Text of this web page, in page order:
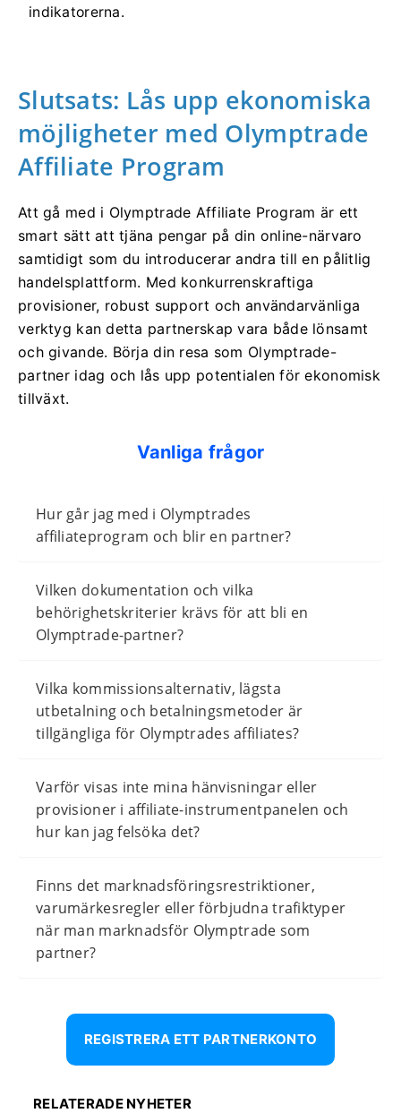
indikatorerna.
Slutsats: Lås upp ekonomiska
möjligheter med Olymptrade
Affiliate Program
Att gå med i Olymptrade Affiliate Program är ett
smart sätt att tjäna pengar på din online-närvaro
samtidigt som du introducerar andra till en pålitlig
handelsplattform. Med konkurrenskraftiga
provisioner, robust support och användarvänliga
verktyg kan detta partnerskap vara både lönsamt
och givande. Börja din resa som Olymptrade-
partner idag och lås upp potentialen för ekonomisk
tillväxt.
Vanliga frågor
Hur går jag med i Olymptrades
affiliateprogram och blir en partner?
Vilken dokumentation och vilka
behörighetskriterier krävs för att bli en
Olymptrade-partner?
Vilka kommissionsalternativ, lägsta
utbetalning och betalningsmetoder är
tillgängliga för Olymptrades affiliates?
Varför visas inte mina hänvisningar eller
provisioner i affiliate-instrumentpanelen och
hur kan jag felsöka det?
Finns det marknadsföringsrestriktioner,
varumärkesregler eller förbjudna trafiktyper
när man marknadsför Olymptrade som
partner?
REGISTRERA ETT PARTNERKONTO
RELATERADE NYHETER